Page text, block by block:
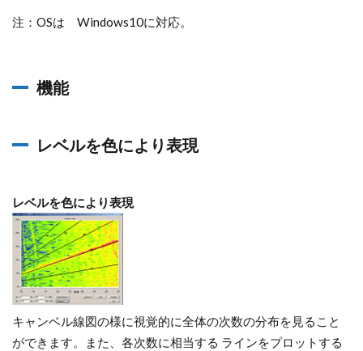
注：OSは Windows10に対応。
機能
レベルを色により表現
レベルを色により表現
キャンベル線図の様に視覚的に全体の次数の分布を見ること
ができます。また、各次数に相当する ラインをプロットする